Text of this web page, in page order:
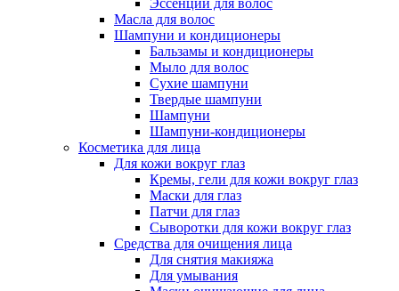
Эссенции для волос
Масла для волос
Шампуни и кондиционеры
Бальзамы и кондиционеры
Мыло для волос
Сухие шампуни
Твердые шампуни
Шампуни
Шампуни-кондиционеры
Косметика для лица
Для кожи вокруг глаз
Кремы, гели для кожи вокруг глаз
Маски для глаз
Патчи для глаз
Сыворотки для кожи вокруг глаз
Средства для очищения лица
Для снятия макияжа
Для умывания